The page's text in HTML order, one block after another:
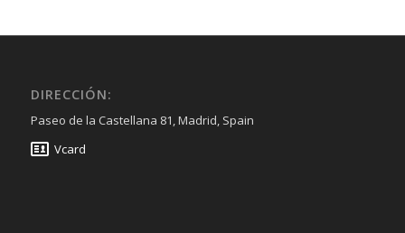
DIRECCIÓN:
Paseo de la Castellana 81, Madrid, Spain
Vcard